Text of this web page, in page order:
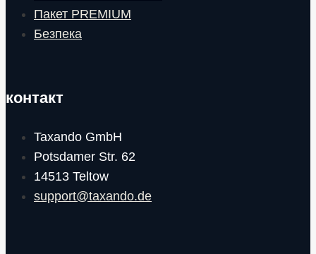
Пакет PREMIUM
Безпека
контакт
Taxando GmbH
Potsdamer Str. 62
14513 Teltow
support@taxando.de